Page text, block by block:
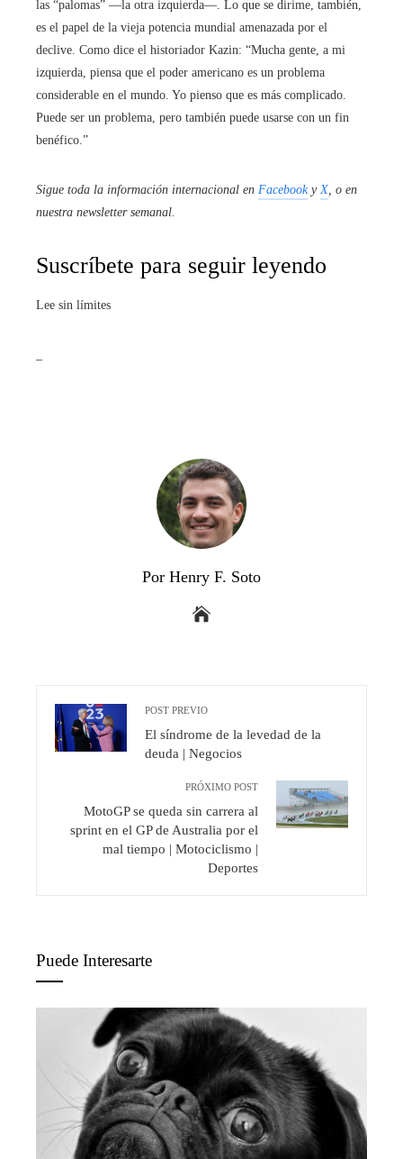
las “palomas” ―la otra izquierda―. Lo que se dirime, también,
es el papel de la vieja potencia mundial amenazada por el
declive. Como dice el historiador Kazin: “Mucha gente, a mi
izquierda, piensa que el poder americano es un problema
considerable en el mundo. Yo pienso que es más complicado.
Puede ser un problema, pero también puede usarse con un fin
benéfico.”
Sigue toda la información internacional en Facebooky X , o en
nuestra newsletter semanal
Suscríbete para seguir leyendo
Lee sin límites
Por Henry F. Soto
POST PREVIO
El síndrome de la levedad de la
deuda | Negocios
PRÓXIMO POST
MotoGP se queda sin carrera al
sprint en el GP de Australia por el
mal tiempo | Motociclismo |
Deportes
Puede Interesarte